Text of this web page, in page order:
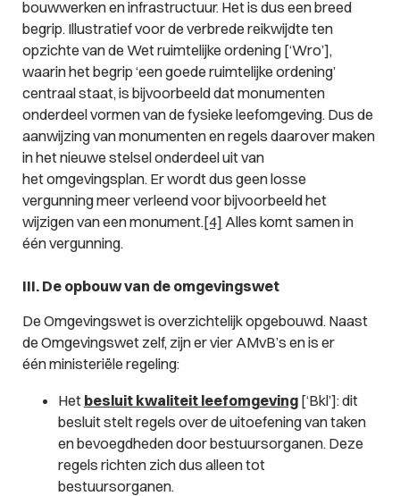
bouwwerken en infrastructuur. Het is dus een breed
begrip. Illustratief voor de verbrede reikwijdte ten
opzichte van de Wet ruimtelijke ordening [‘Wro’],
waarin het begrip ‘een goede ruimtelijke ordening’
centraal staat, is bijvoorbeeld dat monumenten
onderdeel vormen van de fysieke leefomgeving. Dus de
aanwijzing van monumenten en regels daarover maken
in het nieuwe stelsel onderdeel uit van
het omgevingsplan. Er wordt dus geen losse
vergunning meer verleend voor bijvoorbeeld het
wijzigen van een monument.[4] Alles komt samen in
één vergunning.
III. De opbouw van de omgevingswet
De Omgevingswet is overzichtelijk opgebouwd. Naast
de Omgevingswet zelf, zijn er vier AMvB’s en is er
één ministeriële regeling:
Het besluit kwaliteit leefomgeving[‘Bkl’]: dit
besluit stelt regels over de uitoefening van taken
en bevoegdheden door bestuursorganen. Deze
regels richten zich dus alleen tot
bestuursorganen.